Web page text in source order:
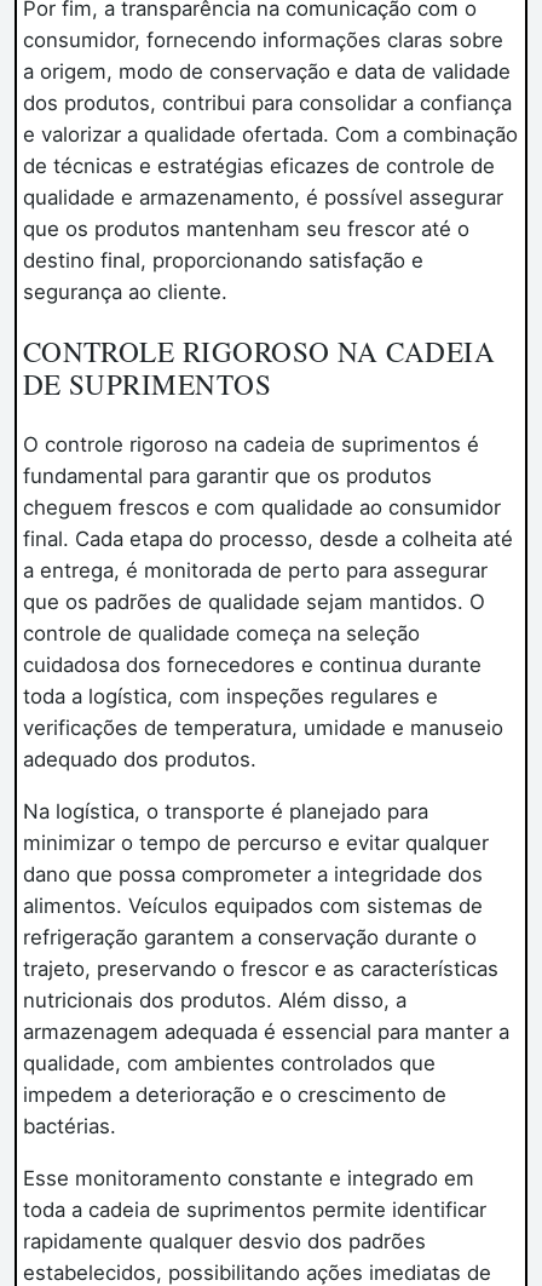
Por fim, a transparência na comunicação com o
consumidor, fornecendo informações claras sobre
a origem, modo de conservação e data de validade
dos produtos, contribui para consolidar a confiança
e valorizar a qualidade ofertada. Com a combinação
de técnicas e estratégias eficazes de controle de
qualidade e armazenamento, é possível assegurar
que os produtos mantenham seu frescor até o
destino final, proporcionando satisfação e
segurança ao cliente.
CONTROLE RIGOROSO NA CADEIA
DE SUPRIMENTOS
O controle rigoroso na cadeia de suprimentos é
fundamental para garantir que os produtos
cheguem frescos e com qualidade ao consumidor
final. Cada etapa do processo, desde a colheita até
a entrega, é monitorada de perto para assegurar
que os padrões de qualidade sejam mantidos. O
controle de qualidade começa na seleção
cuidadosa dos fornecedores e continua durante
toda a logística, com inspeções regulares e
verificações de temperatura, umidade e manuseio
adequado dos produtos.
Na logística, o transporte é planejado para
minimizar o tempo de percurso e evitar qualquer
dano que possa comprometer a integridade dos
alimentos. Veículos equipados com sistemas de
refrigeração garantem a conservação durante o
trajeto, preservando o frescor e as características
nutricionais dos produtos. Além disso, a
armazenagem adequada é essencial para manter a
qualidade, com ambientes controlados que
impedem a deterioração e o crescimento de
bactérias.
Esse monitoramento constante e integrado em
toda a cadeia de suprimentos permite identificar
rapidamente qualquer desvio dos padrões
estabelecidos, possibilitando ações imediatas de